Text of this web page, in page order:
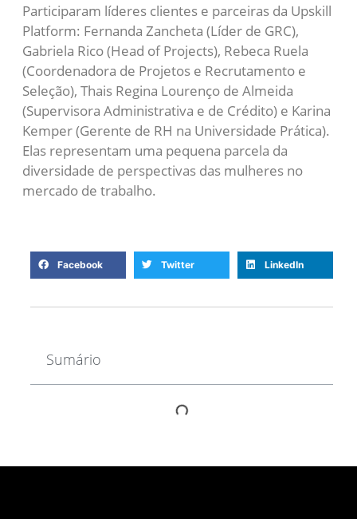
Participaram líderes clientes e parceiras da Upskill
Platform: Fernanda Zancheta (Líder de GRC),
Gabriela Rico (Head of Projects), Rebeca Ruela
(Coordenadora de Projetos e Recrutamento e
Seleção), Thais Regina Lourenço de Almeida
(Supervisora Administrativa e de Crédito) e Karina
Kemper (Gerente de RH na Universidade Prática).
Elas representam uma pequena parcela da
diversidade de perspectivas das mulheres no
mercado de trabalho.
Facebook Twitter LinkedIn
Sumário